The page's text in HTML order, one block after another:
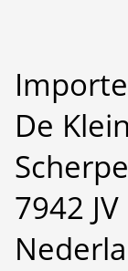
De
7942